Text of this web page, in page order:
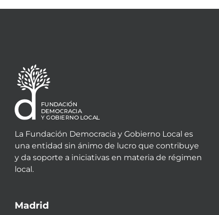
La Fundación Democracia y Gobierno Local es
una entidad sin ánimo de lucro que contribuye
y da soporte a iniciativas en materia de régimen
local.
Madrid